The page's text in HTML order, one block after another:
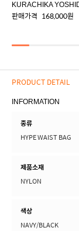
판매가격 168,000원
PRODUCT DETAIL
INFORMATION
종류
HYPE WAIST BAG
제품소재
NYLON
색상
NAVY/BLACK